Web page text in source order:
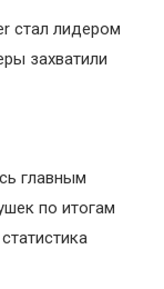
стал лидером
захватили
главным
по итогам